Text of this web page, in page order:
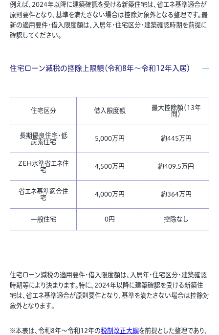
例えば、2024年以降に建築確認を受ける新築住宅は、省エネ基準適合が
原則要件となり、基準を満たさない場合は控除対象外となる整理です。最
新の適用要件・借入限度額は、入居年・住宅区分・建築確認時期を前提に
確認してください。
住宅ローン減税の控除上限額（令和8年〜令和12年入居）
住宅区分 借入限度額
最大控除額（13年
間）
長期優良住宅・低
炭素住宅
5,000万円 約445万円
ZEH水準省エネ住
宅
4,500万円 約409.5万円
省エネ基準適合住
宅
4,000万円 約364万円
一般住宅 0円 控除なし
住宅ローン減税の適用要件・借入限度額は、入居年・住宅区分・建築確認
時期等により決まります。特に、2024年以降に建築確認を受ける新築住
宅は、省エネ基準適合が原則要件となり、基準を満たさない場合は控除対
象外となります。
※本表は、令和8年〜令和12年の税制改正大綱を前提とした整理であり、